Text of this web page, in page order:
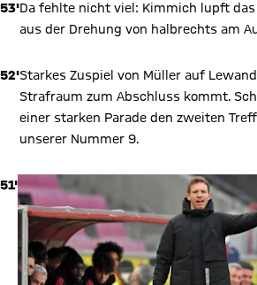
53'Da fehlte nicht viel: Kimmich lupft das
aus der Drehung von halbrechts am
52'Starkes Zuspiel von Müller auf
Strafraum zum Abschluss kommt.
einer starken Parade den zweiten
unserer Nummer 9.
51'